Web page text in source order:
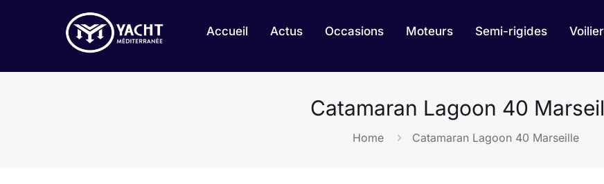
Accueil Actus Occasions Moteurs Semi-rigides
Catamaran Lagoon 40
Home Catamaran Lagoon 40 Marseille